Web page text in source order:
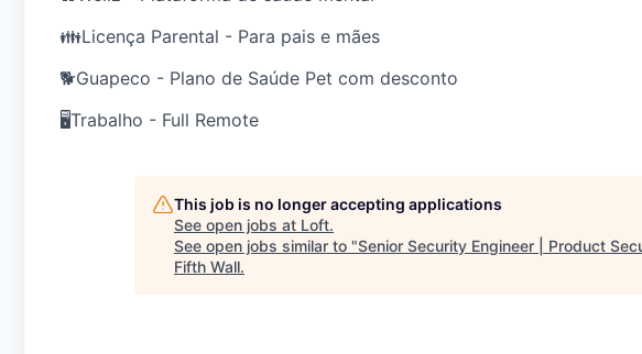
👪Licença Parental - Para pais e mães
🐕Guapeco - Plano de Saúde Pet com desconto
🖥️Trabalho - Full Remote
This job is no longer accepting applications
See open jobs at Loft.
See open jobs similar to "Senior Security Engineer | Product
Fifth Wall.